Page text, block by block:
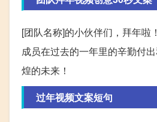
[团队名称]的小伙伴们，拜年
成员在过去的一年里的辛勤付
煌的未来！
过年视频文案短句